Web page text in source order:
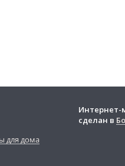
для дома
Интернет-
сделан в